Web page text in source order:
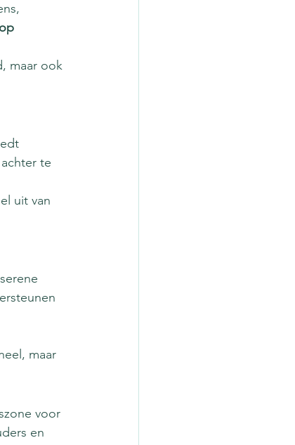
maar ook
te
uit van
maar
voor
en